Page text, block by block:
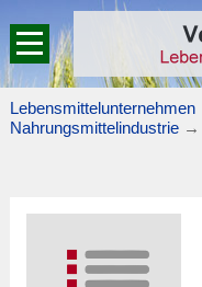
Lebensmittelunternehmen
Nahrungsmittelindustrie →